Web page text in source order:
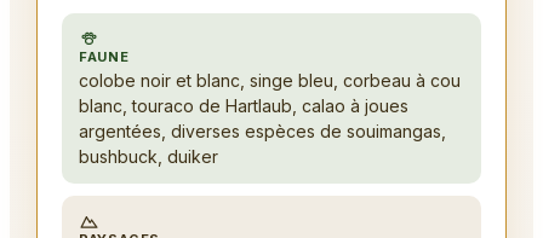
FAUNE
colobe noir et blanc, singe bleu, corbeau à cou
blanc, touraco de Hartlaub, calao à joues
argentées, diverses espèces de souimangas,
bushbuck, duiker